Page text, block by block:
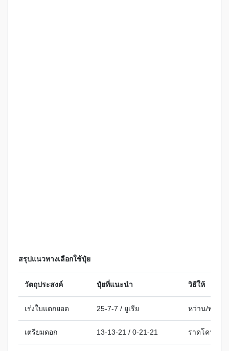
สรุปแนวทางเลือกใช้ปุ๋ย
วัตถุประสงค์ ปุ๋ยที่แนะนำ วิธีให้
เร่งใบแตกยอด 25-7-7 / ยูเรีย หว่าน/พ่นใบ
เตรียมดอก 13-13-21 / 0-21-21 ราดโคน / พ่